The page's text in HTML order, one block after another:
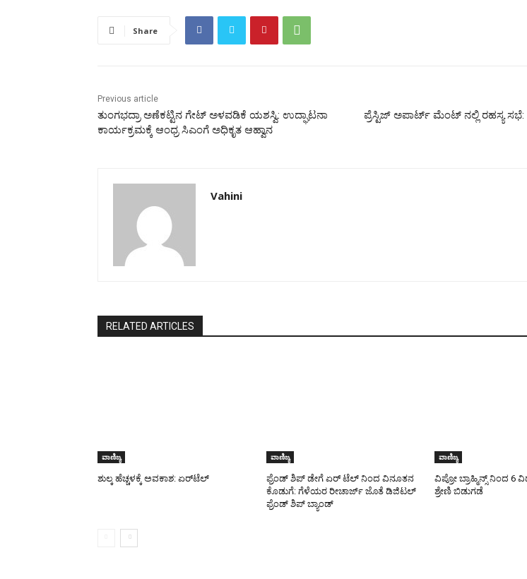
Share
Previous article
ತುಂಗಭದ್ರಾ ಅಣೆಕಟ್ಟಿನ ಗೇಟ್ ಅಳವಡಿಕೆ ಯಶಸ್ವಿ: ಉದ್ಘಾಟನಾ
ಕಾರ್ಯಕ್ರಮಕ್ಕೆ ಆಂಧ್ರ ಸಿಎಂಗೆ ಅಧಿಕೃತ ಆಹ್ವಾನ
ಪ್ರೆಸ್ಟಿಜ್ ಅಪಾರ್ಟ್ ಮೆಂಟ್ ನಲ್ಲಿ ರಹಸ್ಯ
Vahini
RELATED ARTICLES
ವಾಣಿಜ್ಯ
ಶುಲ್ಕ ಹೆಚ್ಚಳಕ್ಕೆ ಅವಕಾಶ: ಏರ್‌ಟೆಲ್
ವಾಣಿಜ್ಯ
ಫ್ರೆಂಡ್ ಶಿಪ್ ಡೇಗೆ ಏರ್‌ ಟೆಲ್‌ ನಿಂದ ವಿನೂತನ
ಕೊಡುಗೆ: ಗೆಳೆಯರ ರೀಚಾರ್ಜ್ ಜೊತೆ ಡಿಜಿಟಲ್
ಫ್ರೆಂಡ್‌ ಶಿಪ್ ಬ್ಯಾಂಡ್
ವಾಣಿಜ್ಯ
ವಿಪ್ರೋ ಬ್ರಾಹ್ಮಿನ್ಸ್ ನಿಂದ 6
ಶ್ರೇಣಿ ಬಿಡುಗಡೆ